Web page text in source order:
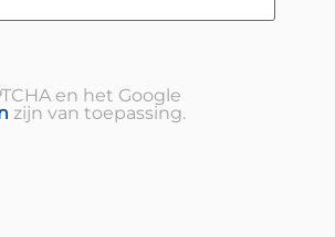
en het Google
zijn van toepassing.